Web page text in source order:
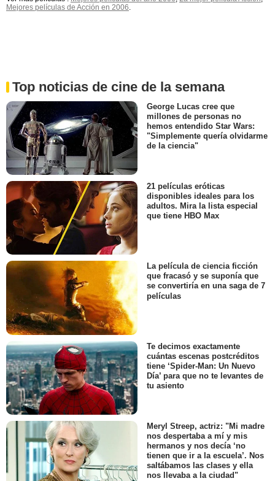
Mejores películas de Acción en 2006
Top noticias de cine de la semana
George Lucas cree que
millones de personas no
hemos entendido Star Wars:
"Simplemente quería olvidarme
de la ciencia"
21 películas eróticas
disponibles ideales para los
adultos. Mira la lista especial
que tiene HBO Max
La película de ciencia ficción
que fracasó y se suponía que
se convertiría en una saga de 7
películas
Te decimos exactamente
cuántas escenas postcréditos
tiene ‘Spider-Man: Un Nuevo
Día’ para que no te levantes de
tu asiento
Meryl Streep, actriz: "Mi madre
nos despertaba a mí y mis
hermanos y nos decía ‘no
tienen que ir a la escuela’. Nos
saltábamos las clases y ella
nos llevaba a la ciudad"